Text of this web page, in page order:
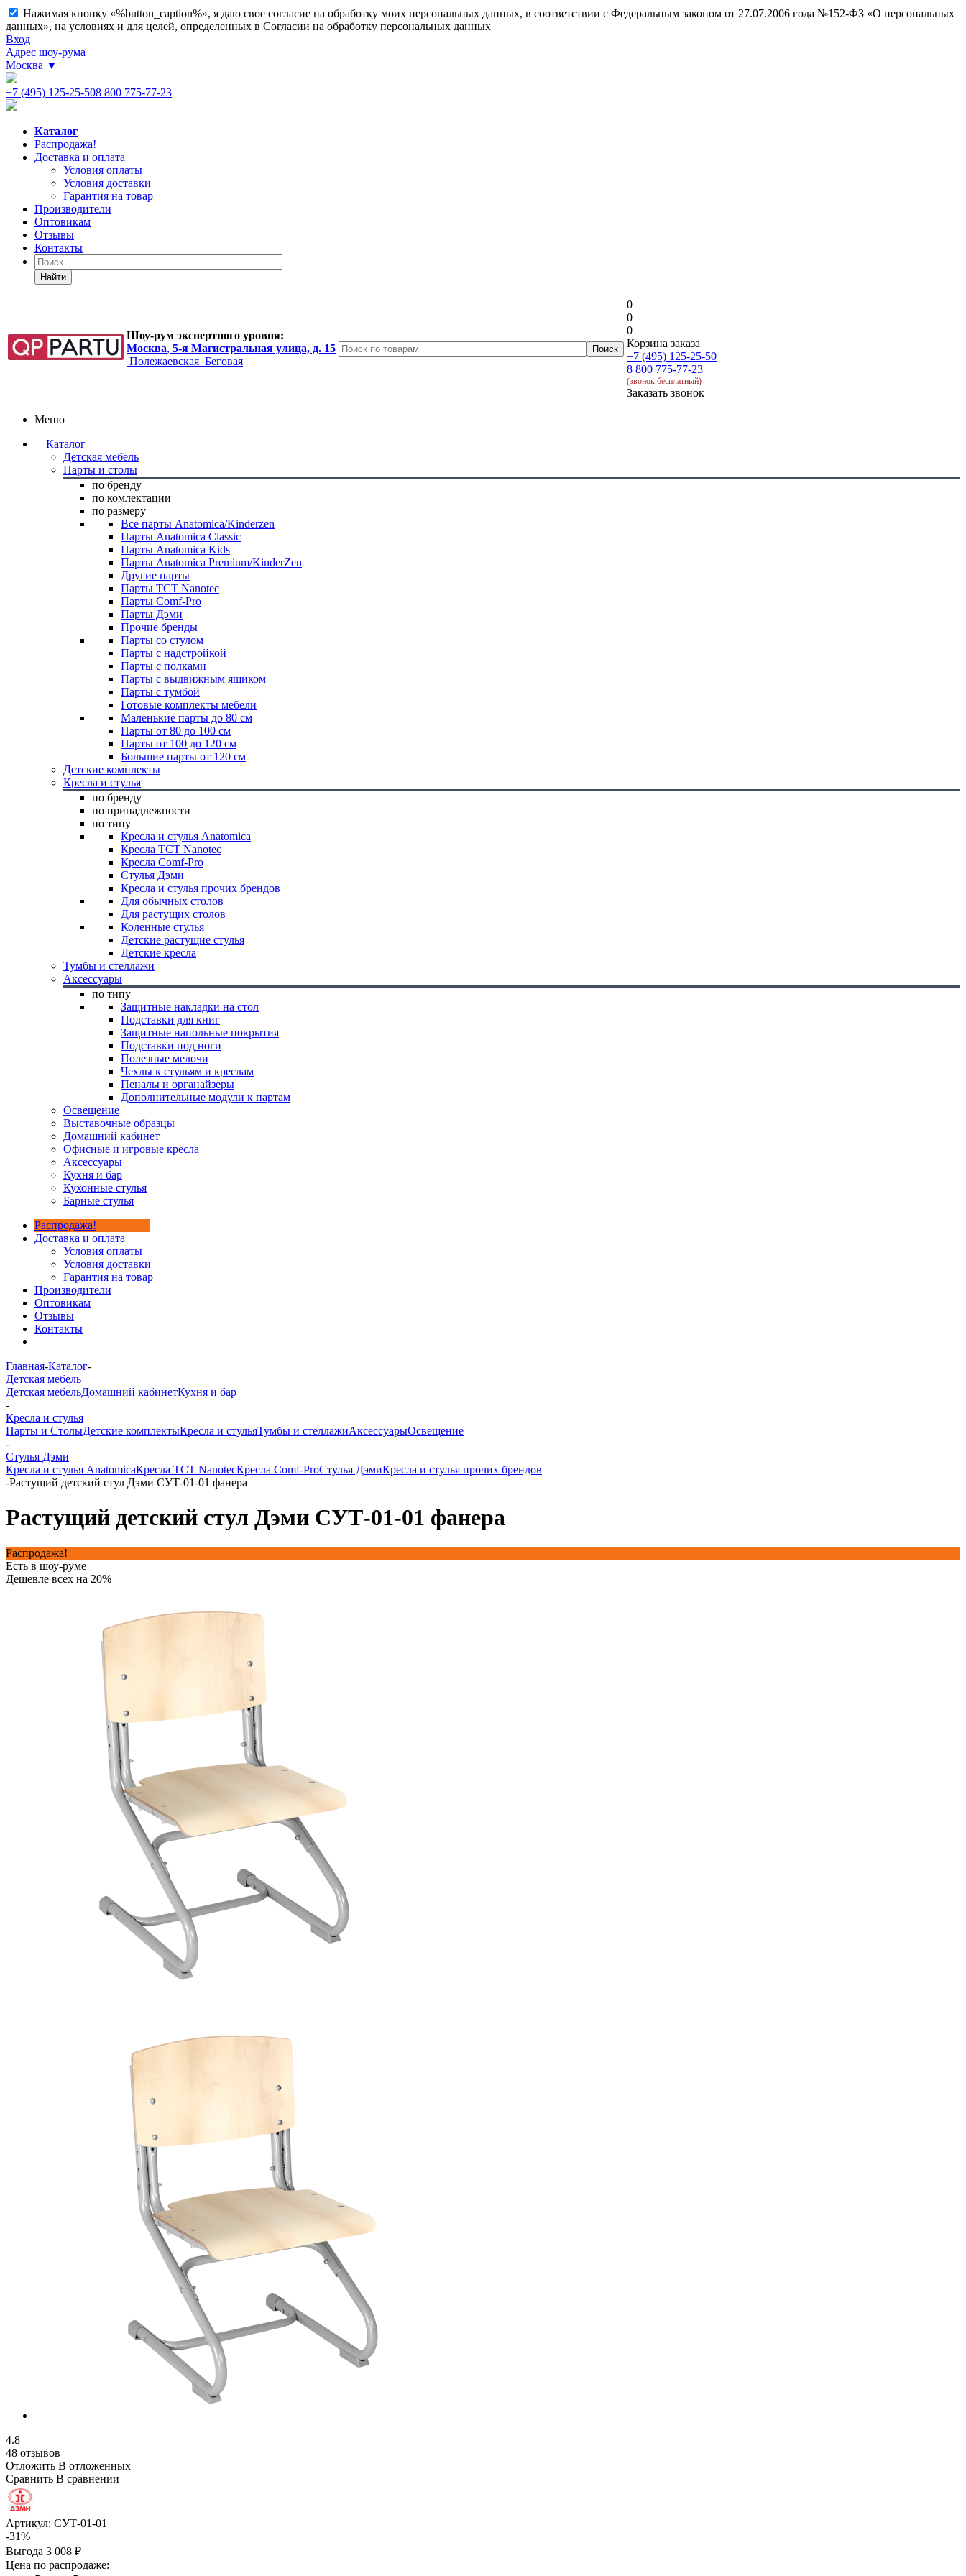
Нажимая кнопку «%button_caption%», я даю свое согласие на обработку моих персональных данных, в соответствии с Федеральным законом от 27.07.2006 года №152-ФЗ «О персональных
данных», на условиях и для целей, определенных в Согласии на обработку персональных данных
Вход
Адрес шоу-рума
Москва ▼
+7 (495) 125-25-508 800 775-77-23
Каталог
Распродажа!
Доставка и оплата
Условия оплаты
Условия доставки
Гарантия на товар
Производители
Оптовикам
Отзывы
Контакты
Найти
Шоу-рум экспертного уровня:
Москва, 5-я Магистральная улица, д. 15
Полежаевская Беговая
0
0
0
Корзина заказа
+7 (495) 125-25-50
8 800 775-77-23
(звонок бесплатный)
Заказать звонок
Меню
Каталог
Детская мебель
Парты и столы
по бренду
по комлектации
по размеру
Все парты Anatomica/Kinderzen
Парты Anatomica Classic
Парты Anatomica Kids
Парты Anatomica Premium/KinderZen
Другие парты
Парты TCT Nanotec
Парты Comf-Pro
Парты Дэми
Прочие бренды
Парты со стулом
Парты с надстройкой
Парты с полками
Парты с выдвижным ящиком
Парты с тумбой
Готовые комплекты мебели
Маленькие парты до 80 см
Парты от 80 до 100 см
Парты от 100 до 120 см
Большие парты от 120 см
Детские комплекты
Кресла и стулья
по бренду
по принадлежности
по типу
Кресла и стулья Anatomica
Кресла TCT Nanotec
Кресла Comf-Pro
Стулья Дэми
Кресла и стулья прочих брендов
Для обычных столов
Для растущих столов
Коленные стулья
Детские растущие стулья
Детские кресла
Тумбы и стеллажи
Аксессуары
по типу
Защитные накладки на стол
Подставки для книг
Защитные напольные покрытия
Подставки под ноги
Полезные мелочи
Чехлы к стульям и креслам
Пеналы и органайзеры
Дополнительные модули к партам
Освещение
Выставочные образцы
Домашний кабинет
Офисные и игровые кресла
Аксессуары
Кухня и бар
Кухонные стулья
Барные стулья
Распродажа!
Доставка и оплата
Условия оплаты
Условия доставки
Гарантия на товар
Производители
Оптовикам
Отзывы
Контакты
Главная-Каталог-
Детская мебель
Детская мебельДомашний кабинетКухня и бар
-
Кресла и стулья
Парты и СтолыДетские комплектыКресла и стульяТумбы и стеллажиАксессуарыОсвещение
-
Стулья Дэми
Кресла и стулья AnatomicaКресла TCT NanotecКресла Comf-ProСтулья ДэмиКресла и стулья прочих брендов
-Растущий детский стул Дэми СУТ-01-01 фанера
Растущий детский стул Дэми СУТ-01-01 фанера
Распродажа!
Есть в шоу-руме
Дешевле всех на 20%
4.8
48 отзывов
Отложить В отложенных
Сравнить В сравнении
Артикул: СУТ-01-01
-31%
Выгода 3 008 ₽
Цена по распродаже: